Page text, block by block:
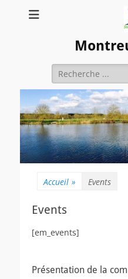
Rechercher :
Accueil » Events
Events
[em_events]
Présentation de la